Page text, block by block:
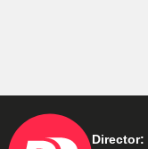
Director: